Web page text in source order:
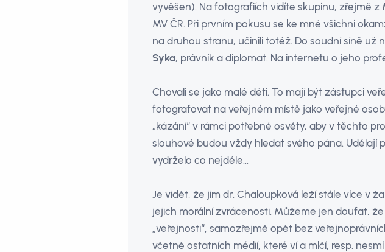
vyvěšen). Na fotografiích vidíte skupinu, zřejmě z
MV ČR. Při prvním pokusu se ke mně všichni
na druhou stranu, učinili totéž. Do soudní síně už
Syka, právník a diplomat. Na internetu o jeho
Chovali se jako malé děti. To mají být zástupci
fotografovat na veřejném místě jako veřejné
„kázání“ v rámci potřebné osvěty, aby v těchto
slouhové budou vždy hledat svého pána. Udělají
vydrželo co nejdéle…
Je vidět, že jim dr. Chaloupková leží stále více v
jejich morální zvrácenosti. Můžeme jen doufat,
„veřejnosti“, samozřejmě opět bez
včetně ostatních médií, které ví a mlčí, resp.